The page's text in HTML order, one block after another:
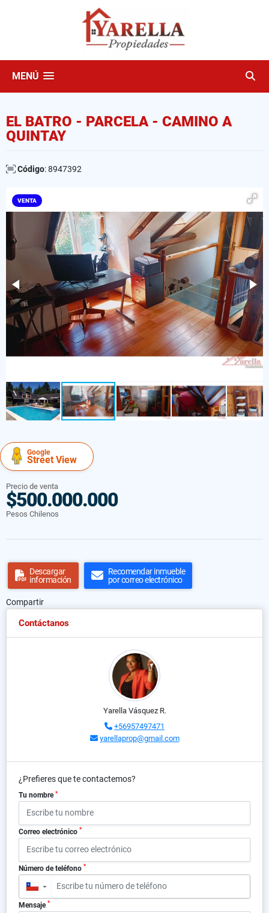
MENÚ
EL BATRO - PARCELA - CAMINO A
QUINTAY
Código: 8947392
VENTA
Google
Street View
Precio de venta
$500.000.000
Pesos Chilenos
Descargar
información
Recomendar inmueble
por correo electrónico
Compartir
Contáctanos
Yarella Vásquez R.
+56957497471
yarellaprop@gmail.com
¿Prefieres que te contactemos?
Tu nombre *
Correo electrónico *
Número de teléfono *
▼
Mensaje *